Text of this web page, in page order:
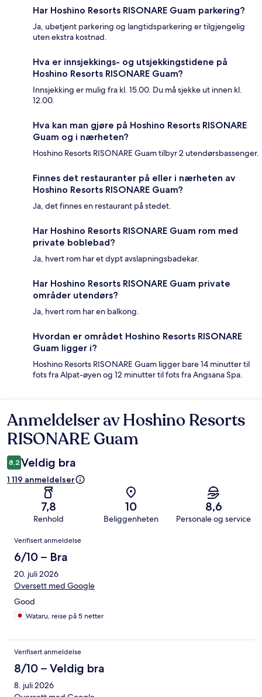
Har Hoshino Resorts RISONARE Guam parkering?
Ja, ubetjent parkering og langtidsparkering er tilgjengelig
uten ekstra kostnad.
Hva er innsjekkings- og utsjekkingstidene på
Hoshino Resorts RISONARE Guam?
Innsjekking er mulig fra kl. 15.00. Du må sjekke ut innen kl.
12.00.
Hva kan man gjøre på Hoshino Resorts RISONARE
Guam og i nærheten?
Hoshino Resorts RISONARE Guam tilbyr 2 utendørsbassenger.
Finnes det restauranter på eller i nærheten av
Hoshino Resorts RISONARE Guam?
Ja, det finnes en restaurant på stedet.
Har Hoshino Resorts RISONARE Guam rom med
private boblebad?
Ja, hvert rom har et dypt avslapningsbadekar.
Har Hoshino Resorts RISONARE Guam private
områder utendørs?
Ja, hvert rom har en balkong.
Hvordan er området Hoshino Resorts RISONARE
Guam ligger i?
Hoshino Resorts RISONARE Guam ligger bare 14 minutter til
fots fra Alpat-øyen og 12 minutter til fots fra Angsana Spa.
Anmeldelser
Anmeldelser av Hoshino Resorts
RISONARE Guam
8,2 Veldig bra
1 119 anmeldelser
7,8
Renhold
10
Beliggenheten
8,6
Personale og service
Anmeldelser
Verifisert anmeldelse
6/10 – Bra
20. juli 2026
Oversett med Google
Good
Wataru, reise på 5 netter
Verifisert anmeldelse
8/10 – Veldig bra
8. juli 2026